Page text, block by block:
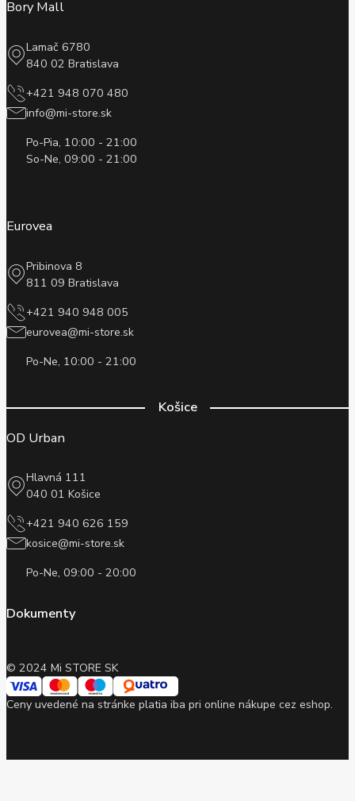
Bory Mall
Lamač 6780
840 02 Bratislava
+421 948 070 480
info@mi-store.sk
Po-Pia, 10:00 - 21:00
So-Ne, 09:00 - 21:00
Eurovea
Pribinova 8
811 09 Bratislava
+421 940 948 005
eurovea@mi-store.sk
Po-Ne, 10:00 - 21:00
Košice
OD Urban
Hlavná 111
040 01 Košice
+421 940 626 159
kosice@mi-store.sk
Po-Ne, 09:00 - 20:00
Dokumenty
© 2024 Mi STORE SK
Ceny uvedené na stránke platia iba pri online nákupe cez eshop.